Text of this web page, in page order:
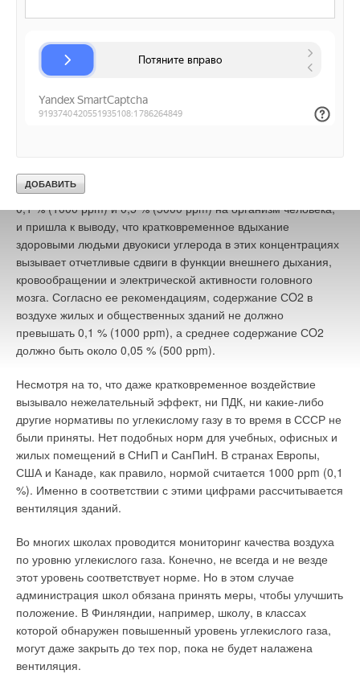
отсутствуют.
За последние несколько десятилетий практически не
появлялись и российские исследования на эту тему. Между
некоторых из них уровень СO2 — 2000 ррm и выше. В 1960-х
годах О.В. Елисеева в своей диссертации провела
Она проверила, как влияет углекислый газ в концентрациях
0,1 % (1000 ррm) и 0,5 % (5000 ррm) на организм человека,
и пришла к выводу, что кратковременное вдыхание
здоровыми людьми двуокиси углерода в этих концентрациях
вызывает отчетливые сдвиги в функции внешнего дыхания,
кровообращении и электрической активности головного
мозга. Согласно ее рекомендациям, содержание СO2 в
воздухе жилых и общественных зданий не должно
превышать 0,1 % (1000 ррm), а среднее содержание СO2
должно быть около 0,05 % (500 ррm).
Несмотря на то, что даже кратковременное воздействие
вызывало нежелательный эффект, ни ПДК, ни какие-либо
другие нормативы по углекислому газу в то время в СССР не
были приняты. Нет подобных норм для учебных, офисных и
жилых помещений в СНиП и СанПиН. В странах Европы,
США и Канаде, как правило, нормой считается 1000 ррm (0,1
%). Именно в соответствии с этими цифрами рассчитывается
вентиляция зданий.
Во многих школах проводится мониторинг качества воздуха
по уровню углекислого газа. Конечно, не всегда и не везде
этот уровень соответствует норме. Но в этом случае
администрация школ обязана принять меры, чтобы улучшить
положение. В Финляндии, например, школу, в классах
которой обнаружен повышенный уровень углекислого газа,
могут даже закрыть до тех пор, пока не будет налажена
вентиляция.